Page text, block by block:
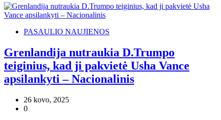
PASAULIO NAUJIENOS
Grenlandija nutraukia D.Trumpo
teiginius, kad ji pakvietė Usha Vance
apsilankyti – Nacionalinis
26 kovo, 2025
0